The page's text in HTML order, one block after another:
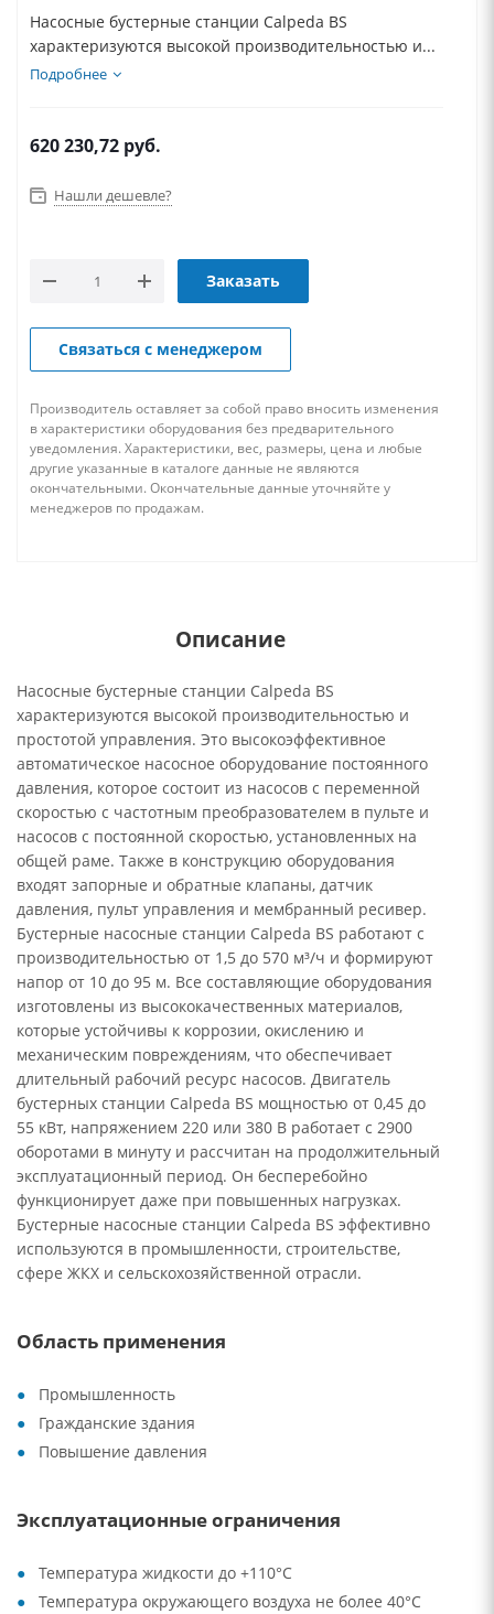
Насосные бустерные станции Calpeda BS
характеризуются высокой производительностью и...
Подробнее
620 230,72 руб.
Нашли дешевле?
Заказать
Связаться с менеджером
Производитель оставляет за собой право вносить изменения
в характеристики оборудования без предварительного
уведомления. Характеристики, вес, размеры, цена и любые
другие указанные в каталоге данные не являются
окончательными. Окончательные данные уточняйте у
менеджеров по продажам.
Описание
Насосные бустерные станции Calpeda BS
характеризуются высокой производительностью и
простотой управления. Это высокоэффективное
автоматическое насосное оборудование постоянного
давления, которое состоит из насосов с переменной
скоростью с частотным преобразователем в пульте и
насосов с постоянной скоростью, установленных на
общей раме. Также в конструкцию оборудования
входят запорные и обратные клапаны, датчик
давления, пульт управления и мембранный ресивер.
Бустерные насосные станции Calpeda BS работают с
производительностью от 1,5 до 570 м³/ч и формируют
напор от 10 до 95 м. Все составляющие оборудования
изготовлены из высококачественных материалов,
которые устойчивы к коррозии, окислению и
механическим повреждениям, что обеспечивает
длительный рабочий ресурс насосов. Двигатель
бустерных станции Calpeda BS мощностью от 0,45 до
55 кВт, напряжением 220 или 380 В работает с 2900
оборотами в минуту и рассчитан на продолжительный
эксплуатационный период. Он бесперебойно
функционирует даже при повышенных нагрузках.
Бустерные насосные станции Calpeda BS эффективно
используются в промышленности, строительстве,
сфере ЖКХ и сельскохозяйственной отрасли.
Область применения
Промышленность
Гражданские здания
Повышение давления
Эксплуатационные ограничения
Температура жидкости до +110°C
Температура окружающего воздуха не более 40°C